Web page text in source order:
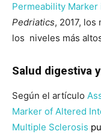
Permeability
Pedriatics, 2017,
los niveles más
Salud digestiva
Según el artículo
Marker of Altered
Multiple Sclerosis